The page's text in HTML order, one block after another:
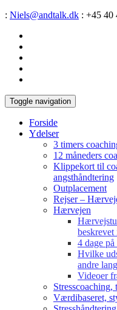
: Niels@andtalk.dk : +45 40
Toggle navigation
Forside
Ydelser
3 timers
12 måneders
Klippekort til
angsthåndtering
Outplacement
Rejser –
Hærvejen
beskrevet
4 dage
Hvilke
andre
Videoer
Værdibaseret,